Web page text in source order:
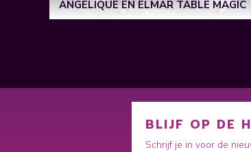
ANGELIQUE EN ELMAR TABLE MAGIC
BLIJF OP DE
Schrijf je in voor de